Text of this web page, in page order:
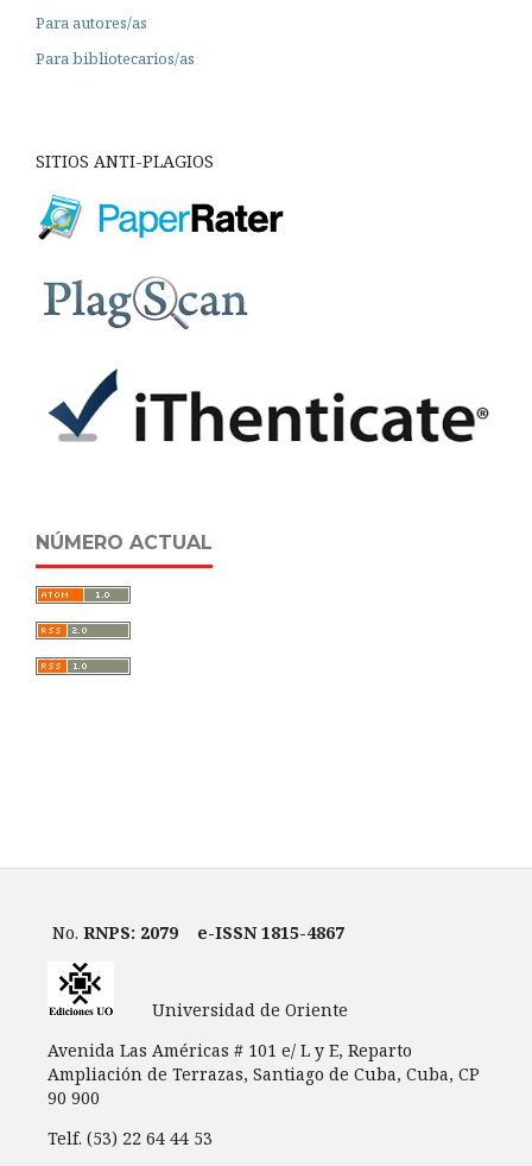
Para autores/as
Para bibliotecarios/as
SITIOS ANTI-PLAGIOS
NÚMERO ACTUAL
No. RNPS: 2079 e-ISSN 1815-4867
Universidad de Oriente
Avenida Las Américas # 101 e/ L y E, Reparto
Ampliación de Terrazas, Santiago de Cuba, Cuba, CP
90 900
Telf. (53) 22 64 44 53